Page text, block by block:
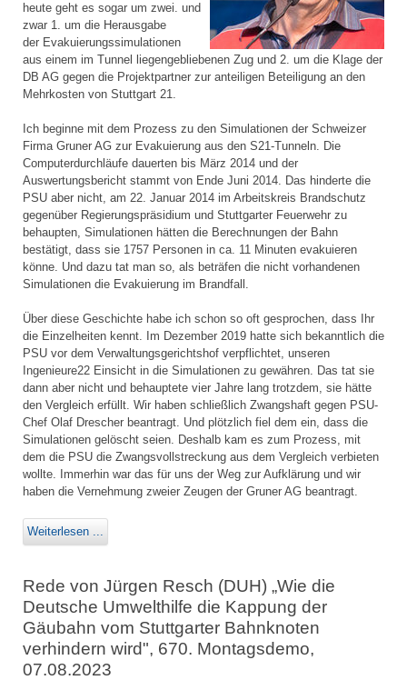
heute geht es sogar um zwei. und
zwar 1. um die Herausgabe
der Evakuierungssimulationen
aus einem im Tunnel liegengebliebenen Zug und 2. um die Klage der
DB AG gegen die Projektpartner zur anteiligen Beteiligung an den
Mehrkosten von Stuttgart 21.
Ich beginne mit dem Prozess zu den Simulationen der Schweizer
Firma Gruner AG zur Evakuierung aus den S21-Tunneln. Die
Computerdurchläufe dauerten bis März 2014 und der
Auswertungsbericht stammt von Ende Juni 2014. Das hinderte die
PSU aber nicht, am 22. Januar 2014 im Arbeitskreis Brandschutz
gegenüber Regierungspräsidium und Stuttgarter Feuerwehr zu
behaupten, Simulationen hätten die Berechnungen der Bahn
bestätigt, dass sie 1757 Personen in ca. 11 Minuten evakuieren
könne. Und dazu tat man so, als beträfen die nicht vorhandenen
Simulationen die Evakuierung im Brandfall.
Über diese Geschichte habe ich schon so oft gesprochen, dass Ihr
die Einzelheiten kennt. Im Dezember 2019 hatte sich bekanntlich die
PSU vor dem Verwaltungsgerichtshof verpflichtet, unseren
Ingenieure22 Einsicht in die Simulationen zu gewähren. Das tat sie
dann aber nicht und behauptete vier Jahre lang trotzdem, sie hätte
den Vergleich erfüllt. Wir haben schließlich Zwangshaft gegen PSU-
Chef Olaf Drescher beantragt. Und plötzlich fiel dem ein, dass die
Simulationen gelöscht seien. Deshalb kam es zum Prozess, mit
dem die PSU die Zwangsvollstreckung aus dem Vergleich verbieten
wollte. Immerhin war das für uns der Weg zur Aufklärung und wir
haben die Vernehmung zweier Zeugen der Gruner AG beantragt.
Weiterlesen ...
Rede von Jürgen Resch (DUH) „Wie die
Deutsche Umwelthilfe die Kappung der
Gäubahn vom Stuttgarter Bahnknoten
verhindern wird", 670. Montagsdemo,
07.08.2023